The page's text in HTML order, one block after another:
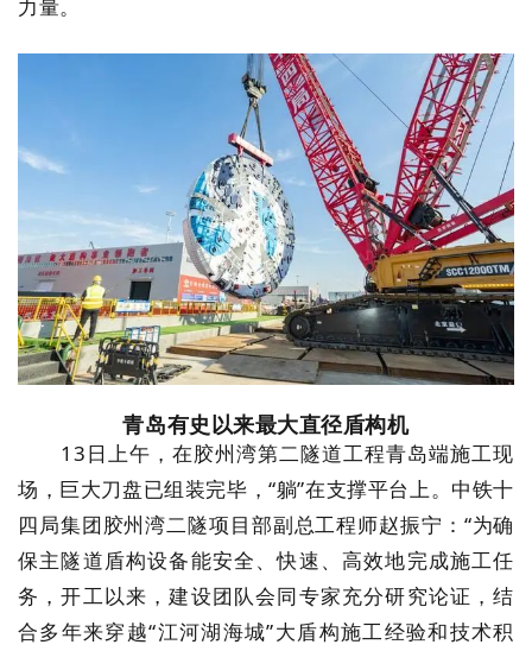
力量。
青岛有史以来最大直径盾构机
13日上午，在胶州湾第二隧道工程青岛端施工现
场，巨大刀盘已组装完毕，“躺”在支撑平台上。中铁十
四局集团胶州湾二隧项目部副总工程师赵振宁：“为确
保主隧道盾构设备能安全、快速、高效地完成施工任
务，开工以来，建设团队会同专家充分研究论证，结
合多年来穿越“江河湖海城”大盾构施工经验和技术积